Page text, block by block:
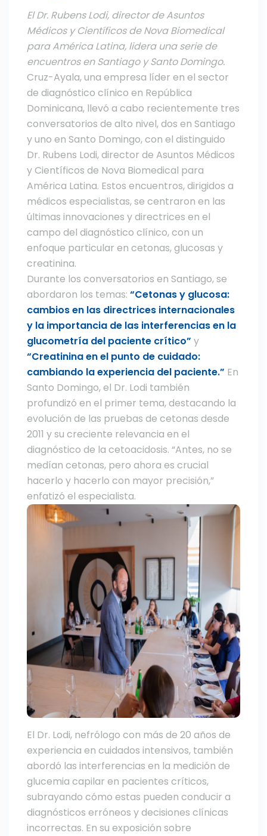
El Dr. Rubens Lodi, director de Asuntos
Médicos y Científicos de Nova Biomedical
para América Latina, lidera una serie de
encuentros en Santiago y Santo Domingo.
Cruz-Ayala, una empresa líder en el sector
de diagnóstico clínico en República
Dominicana, llevó a cabo recientemente tres
conversatorios de alto nivel, dos en Santiago
y uno en Santo Domingo, con el distinguido
Dr. Rubens Lodi, director de Asuntos Médicos
y Científicos de Nova Biomedical para
América Latina. Estos encuentros, dirigidos a
médicos especialistas, se centraron en las
últimas innovaciones y directrices en el
campo del diagnóstico clínico, con un
enfoque particular en cetonas, glucosas y
creatinina.
Durante los conversatorios en Santiago, se
abordaron los temas: “Cetonas y glucosa:
cambios en las directrices internacionales
y la importancia de las interferencias en la
glucometría del paciente crítico” y
“Creatinina en el punto de cuidado:
cambiando la experiencia del paciente.” En
Santo Domingo, el Dr. Lodi también
profundizó en el primer tema, destacando la
evolución de las pruebas de cetonas desde
2011 y su creciente relevancia en el
diagnóstico de la cetoacidosis. “Antes, no se
medían cetonas, pero ahora es crucial
hacerlo y hacerlo con mayor precisión,”
enfatizó el especialista.
El Dr. Lodi, nefrólogo con más de 20 años de
experiencia en cuidados intensivos, también
abordó las interferencias en la medición de
glucemia capilar en pacientes críticos,
subrayando cómo estas pueden conducir a
diagnósticos erróneos y decisiones clínicas
incorrectas. En su exposición sobre